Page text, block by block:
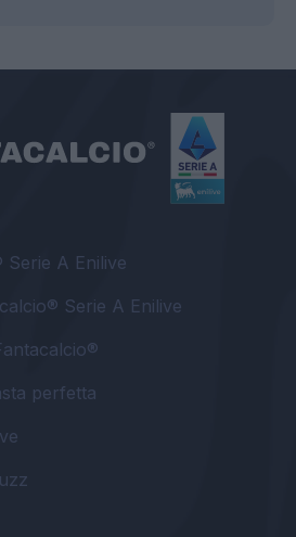
Serie A Enilive
Serie A Enilive
perfetta